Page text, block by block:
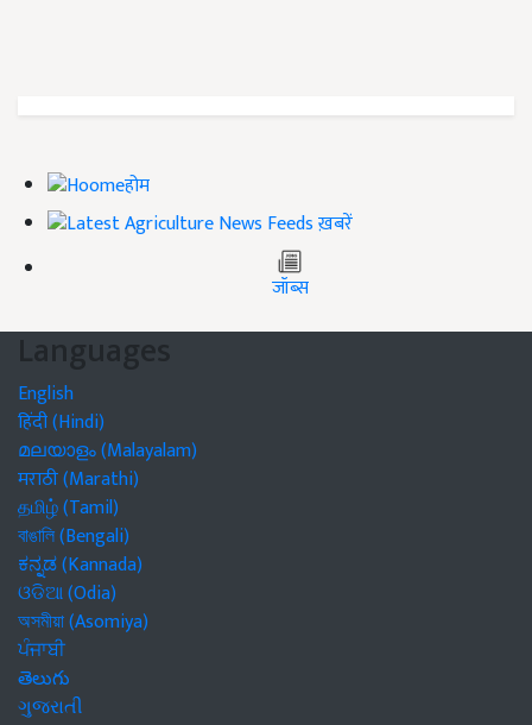
होम
ख़बरें
जॉब्स
Languages
English
हिंदी (Hindi)
മലയാളം (Malayalam)
मराठी (Marathi)
தமிழ் (Tamil)
বাঙালি (Bengali)
ಕನ್ನಡ (Kannada)
ଓଡିଆ (Odia)
অসমীয়া (Asomiya)
ਪੰਜਾਬੀ
తెలుగు
ગુજરાતી